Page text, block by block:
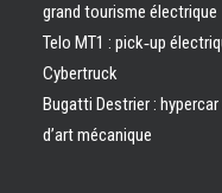
grand tourisme électrique
Telo MT1 : pick‑up
Cybertruck
Bugatti Destrier :
d’art mécanique